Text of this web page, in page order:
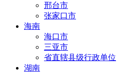
邢台市
张家口市
海南
海口市
三亚市
省直辖县级行政单位
湖南